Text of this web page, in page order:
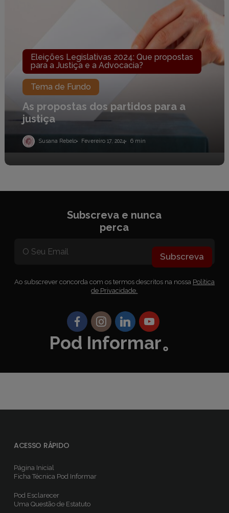
justiça
Eleições Legislativas 2024: Que propostas
para a Justiça e a Advocacia?
Tema de Fundo
As propostas dos partidos para a
justiça
Susana Rebelo Fevereiro 17, 2024 6 min
Subscreva e nunca
perca
Subscreva
Ao subscrever concorda com os termos descritos na nossa Política
de Privacidade.
Pod Informar。
ACESSO RÁPIDO
Página Inicial
Ficha Técnica Pod Informar
Pod Esclarecer
Uma Questão de Estatuto